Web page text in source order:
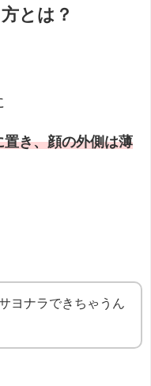
とは？
き、顔の外側は薄
ヨナラできちゃうん